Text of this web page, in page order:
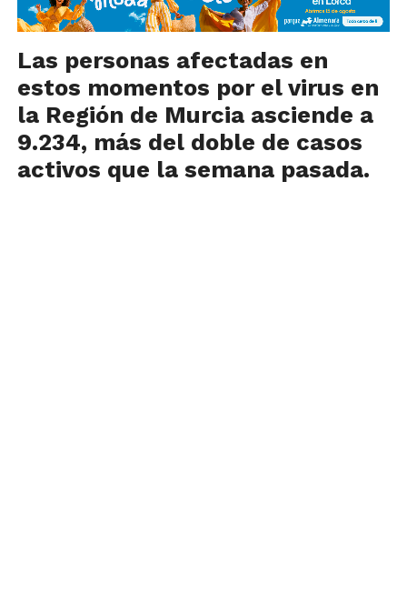
Las personas afectadas en
estos momentos por el virus en
la Región de Murcia asciende a
9.234, más del doble de casos
activos que la semana pasada.